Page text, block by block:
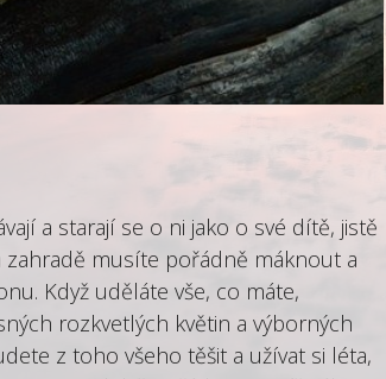
a starají se o ni jako o své dítě, jistě
zahradě musíte pořádně máknout a
Když uděláte vše, co máte,
rozkvetlých květin a výborných
z toho všeho těšit a užívat si léta,